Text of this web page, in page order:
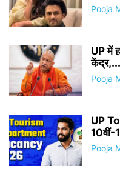
Pooja
UP में
केंद्र,...
Pooja
UP
10वीं-
Pooja